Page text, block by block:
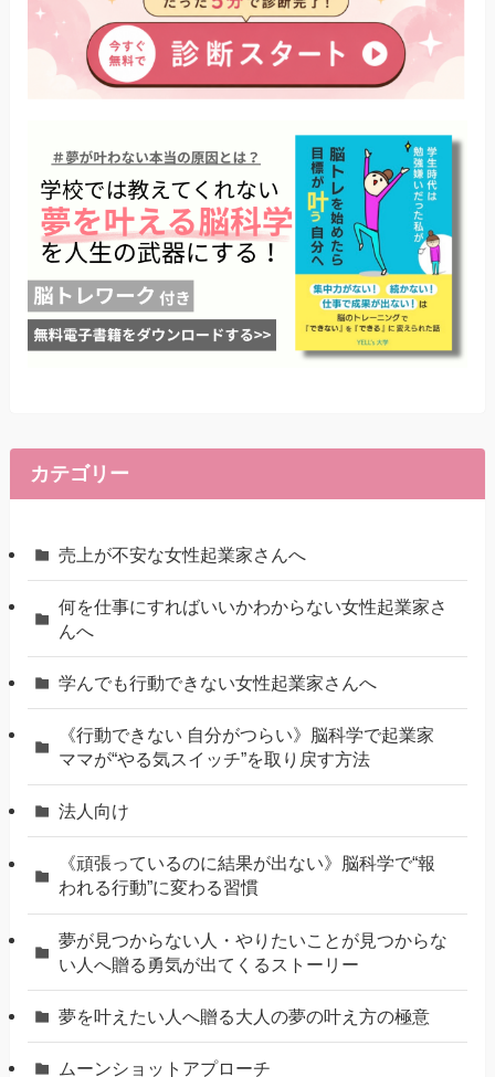
カテゴリー
売上が不安な女性起業家さんへ
何を仕事にすればいいかわからない女性起業家さ
んへ
学んでも行動できない女性起業家さんへ
《行動できない 自分がつらい》脳科学で起業家
ママが“やる気スイッチ”を取り戻す方法
法人向け
《頑張っているのに結果が出ない》脳科学で“報
われる行動”に変わる習慣
夢が見つからない人・やりたいことが見つからな
い人へ贈る勇気が出てくるストーリー
夢を叶えたい人へ贈る大人の夢の叶え方の極意
ムーンショットアプローチ